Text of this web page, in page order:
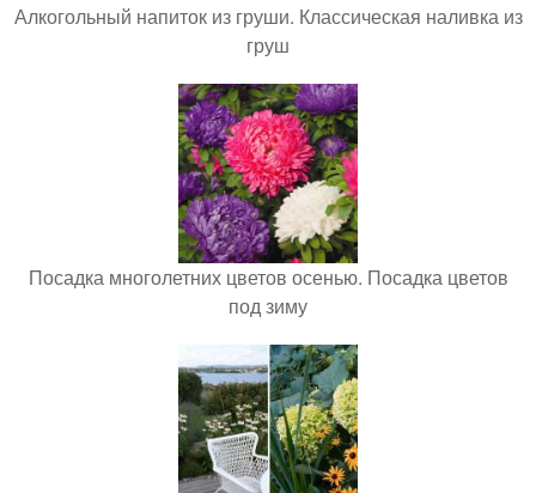
Алкогольный напиток из груши. Классическая наливка из
груш
Посадка многолетних цветов осенью. Посадка цветов
под зиму